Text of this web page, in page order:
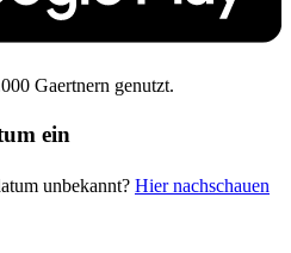
Gaertnern genutzt.
ein
unbekannt? Hier nachschauen